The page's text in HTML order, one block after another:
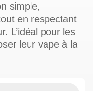
simple,
en respectant
L’idéal pour les
leur vape à la